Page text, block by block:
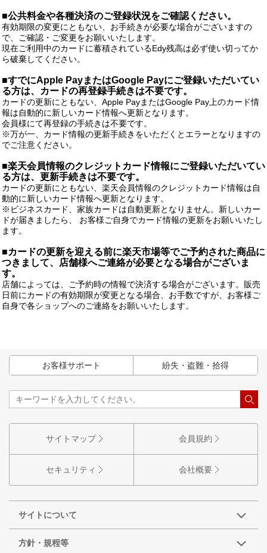
■公共料金や各種決済のご登録状況をご確認ください。
有効期限の変更にともない、お手続きが必要な場合がございますの
で、ご確認・ご変更をお願いいたします。
現在ご利用中のカードに蓄積されているEdy残高は必ず使い切ってか
ら破棄してください。
■すでにApple PayまたはGoogle Payにご登録いただいてい
る方は、カードの再登録手続きは不要です。
カードの更新にともない、Apple PayまたはGoogle Pay上のカード情
報は自動的に新しいカード情報へ更新となります。
会員様にて再登録の手続きは不要です。
※万が一、カード情報の更新手続きをいただくとエラーとなりますの
でご注意ください。
■楽天会員情報のクレジットカード情報にご登録いただいてい
る方は、更新手続きは不要です。
カードの更新にともない、楽天会員情報のクレジットカード情報は自
動的に新しいカード情報へ更新となります。
※ビジネスカード、家族カードは自動更新となりません。新しいカー
ドが届きましたら、 お客様ご自身でカード情報の更新をお願いいたし
ます。
■カードの更新を迎える前に楽天市場等でご予約された商品に
つきまして、店舗様へご連絡が必要となる場合がございま
す。
店舗によっては、ご予約時の情報で決済する場合がございます。販売
日前にカードの有効期限が変更となる場合、お手数ですが、お客様ご
自身で各ショップへのご連絡をお願いいたします。
お客様サポート 紛失・盗難・拾得
サイトマップ 会員規約
セキュリティ 会社概要
サイトについて
方針・規程等